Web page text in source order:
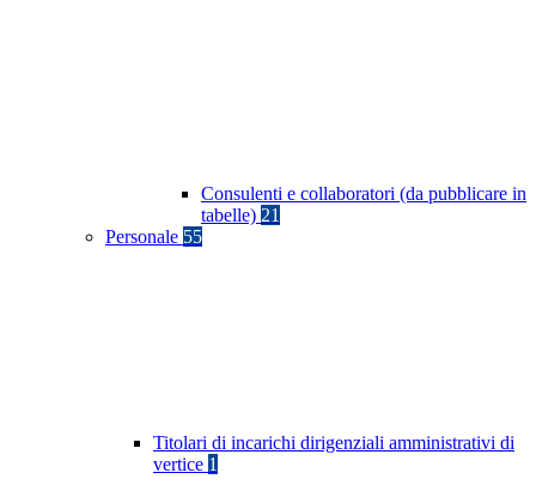
Consulenti e collaboratori (da pubblicare in
tabelle) 21
Personale 55
Titolari di incarichi dirigenziali amministrativi di
vertice 1